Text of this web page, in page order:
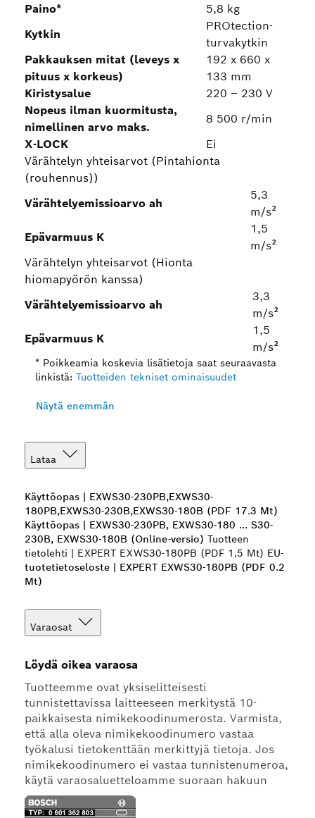
Paino*
5,8 kg
Kytkin
PROtection-
turvakytkin
Pakkauksen mitat (leveys x
pituus x korkeus)
192 x 660 x
133 mm
Kiristysalue
220 – 230 V
Nopeus ilman kuormitusta,
nimellinen arvo maks.
8 500 r/min
X-LOCK
Ei
Värähtelyn yhteisarvot (Pintahionta
(rouhennus))
Värähtelyemissioarvo ah
5,3
m/s²
Epävarmuus K
1,5
m/s²
Värähtelyn yhteisarvot (Hionta
hiomapyörön kanssa)
Värähtelyemissioarvo ah
3,3
m/s²
Epävarmuus K
1,5
m/s²
* Poikkeamia koskevia lisätietoja saat seuraavasta
linkistä: Tuotteiden tekniset ominaisuudet
Näytä enemmän
Lataa
Käyttöopas | EXWS30-230PB,EXWS30-
180PB,EXWS30-230B,EXWS30-180B (PDF 17.3 Mt)
Käyttöopas | EXWS30-230PB, EXWS30-180 ... S30-
230B, EXWS30-180B (Online-versio) Tuotteen
tietolehti | EXPERT EXWS30-180PB (PDF 1,5 Mt) EU-
tuotetietoseloste | EXPERT EXWS30-180PB (PDF 0.2
Mt)
Varaosat
Löydä oikea varaosa
Tuotteemme ovat yksiselitteisesti
tunnistettavissa laitteeseen merkitystä 10-
paikkaisesta nimikekoodinumerosta. Varmista,
että alla oleva nimikekoodinumero vastaa
työkalusi tietokenttään merkittyjä tietoja. Jos
nimikekoodinumero ei vastaa tunnistenumeroa,
käytä varaosaluetteloamme suoraan hakuun